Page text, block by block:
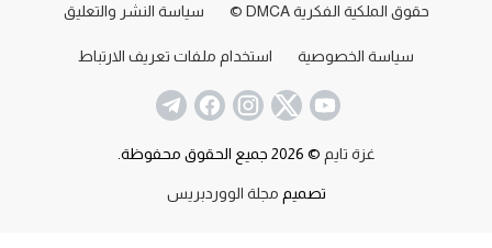
حقوق الملكية الفكرية DMCA © سياسة النشر والتعليق
سياسة الخصوصية استخدام ملفات تعريف الارتباط
غزة تايم © 2026 جميع الحقوق محفوظة.
تصميم مجلة الووردبريس